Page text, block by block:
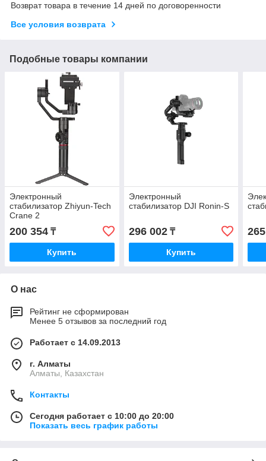
Возврат товара в течение 14 дней по договоренности
Все условия возврата
Подобные товары компании
Электронный
стабилизатор Zhiyun-Tech
Crane 2
200 354 ₸
Купить
Электронный
стабилизатор DJI Ronin-S
296 002₸
Купить
О нас
Рейтинг не сформирован
Менее 5 отзывов за последний год
Работает с 14.09.2013
г. Алматы
Алматы, Казахстан
Контакты
Сегодня работает с 10:00 до 20:00
Показать весь график работы